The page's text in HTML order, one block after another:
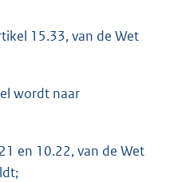
15.33, van de Wet
wordt naar
en 10.22, van de Wet